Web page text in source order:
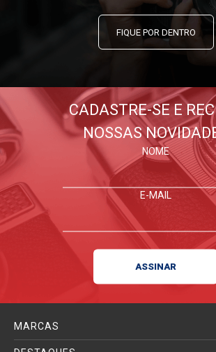
FIQUE POR DENTRO
CADASTRE-SE E
NOSSAS
NOME
E-MAIL
MARCAS